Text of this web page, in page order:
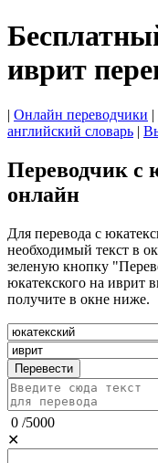
иврит
| Онлайн переводчики |
английский словарь |
Переводчик с
онлайн
Для перевода с
необходимый текст в
зеленую кнопку
юкатекского на иврит
получите в окне ниже.
Перевести
0 /5000
✕